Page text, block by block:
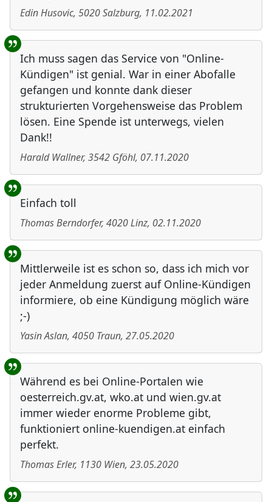
Edin Husovic, 5020Salzburg, 11.02.2021
Ich muss sagen das Service von "Online-
Kündigen" ist genial. War in einer Abofalle
gefangen und konnte dank dieser
strukturierten Vorgehensweise das Problem
lösen. Eine Spende ist unterwegs, vielen
Dank!!
Harald Wallner, 3542 Gföhl, 07.11.2020
Einfach toll
Thomas Berndorfer, 4020Linz, 02.11.2020
Mittlerweile ist es schon so, dass ich mich vor
jeder Anmeldung zuerst auf Online-Kündigen
informiere, ob eine Kündigung möglich wäre
;-)
Yasin Aslan, 4050 Traun, 27.05.2020
Während es bei Online-Portalen wie
oesterreich.gv.at, wko.at und wien.gv.at
immer wieder enorme Probleme gibt,
funktioniert online-kuendigen.at einfach
perfekt.
Thomas Erler, 1130 Wien, 23.05.2020